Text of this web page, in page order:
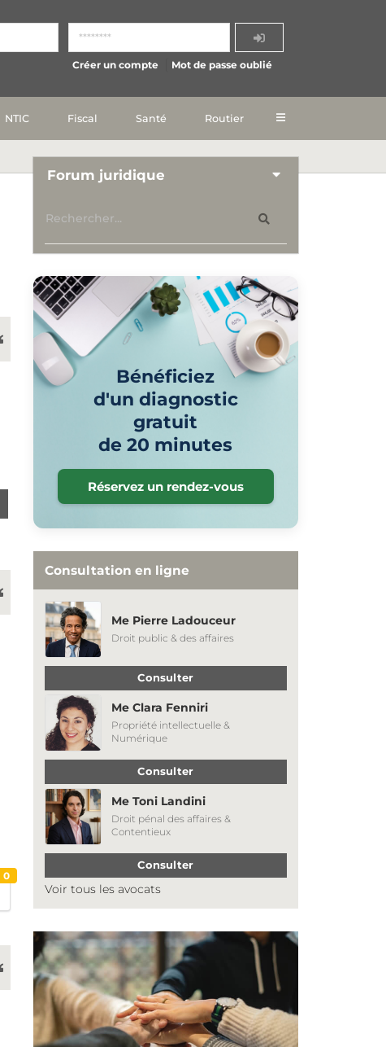
Créer un compte Mot de passe oublié
NTIC Fiscal Santé Routier
0
Forum juridique
Bénéficiez
d'un diagnostic
gratuit
de 20 minutes
Réservez un rendez-vous
Consultation en ligne
Me Pierre Ladouceur
Droit public & des affaires
Consulter
Me Clara Fenniri
Propriété intellectuelle &
Numérique
Consulter
Me Toni Landini
Droit pénal des affaires &
Contentieux
Consulter
Voir tous les avocats